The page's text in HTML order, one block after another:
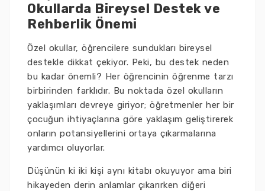
Okullarda Bireysel Destek ve
Rehberlik Önemi
Özel okullar, öğrencilere sundukları bireysel
destekle dikkat çekiyor. Peki, bu destek neden
bu kadar önemli? Her öğrencinin öğrenme tarzı
birbirinden farklıdır. Bu noktada özel okulların
yaklaşımları devreye giriyor; öğretmenler her bir
çocuğun ihtiyaçlarına göre yaklaşım geliştirerek
onların potansiyellerini ortaya çıkarmalarına
yardımcı oluyorlar.
Düşünün ki iki kişi aynı kitabı okuyuyor ama biri
hikayeden derin anlamlar çıkarırken diğeri